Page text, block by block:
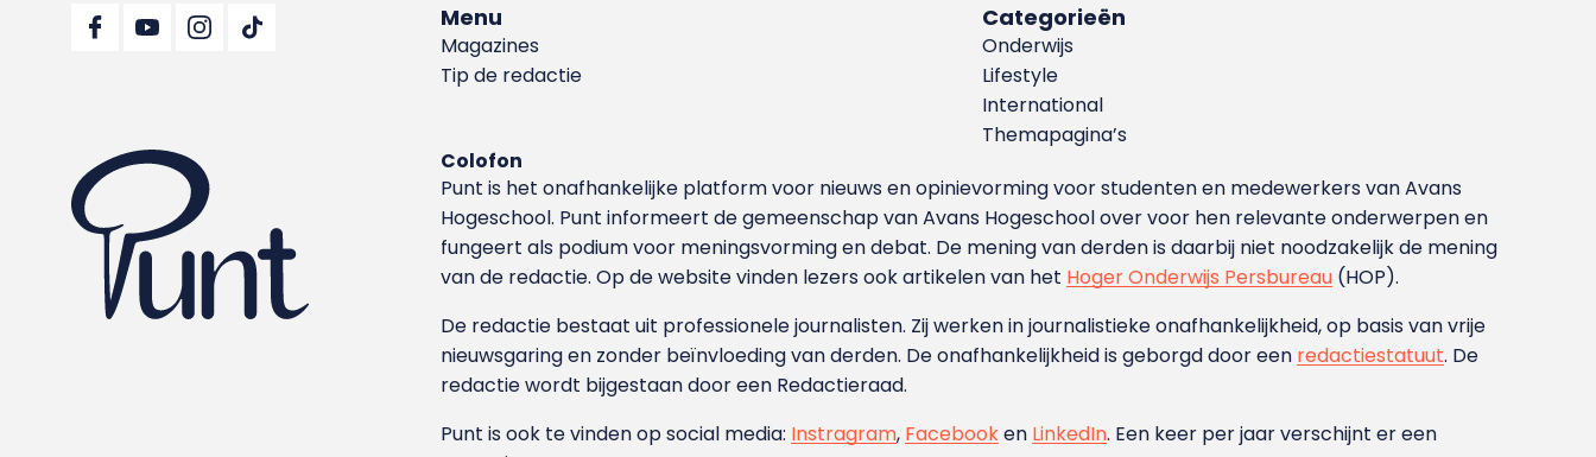
Menu
Magazines
Tip de redactie
Categorieën
Onderwijs
Lifestyle
International
Themapagina’s
Colofon
Punt is het onafhankelijke platform voor nieuws en opinievorming voor studenten en medewerkers van Avans
Hoge­school. Punt informeert de gemeenschap van Avans Hogeschool over voor hen relevante onderwerpen en
fungeert als podium voor meningsvorming en debat. De mening van derden is daarbij niet noodzakelijk de mening
van de redactie. Op de website vinden lezers ook artikelen van het Hoger Onderwijs Persbureau (HOP).
De redactie bestaat uit professionele journalisten. Zij werken in journalistieke onafhankelijkheid, op basis van vrije
nieuwsgaring en zonder beïnvloeding van derden. De onafhankelijkheid is geborgd door een redactiestatuut. De
redactie wordt bijgestaan door een Redactieraad.
Punt is ook te vinden op social media: Instragram, Facebooken LinkedIn. Een keer per jaar verschijnt er een